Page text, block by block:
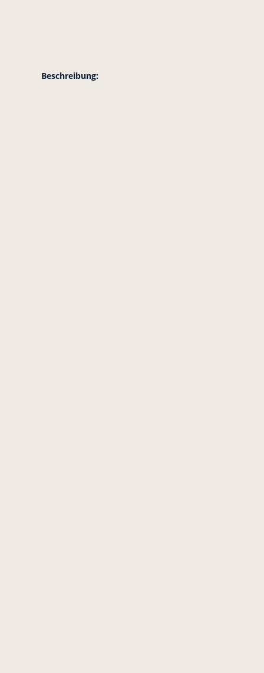
Beschreibung: